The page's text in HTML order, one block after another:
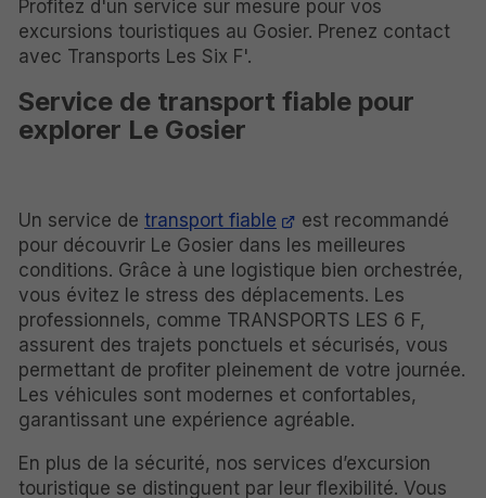
Profitez d'un service sur mesure pour vos
excursions touristiques au Gosier. Prenez contact
avec Transports Les Six F'.
Service de transport fiable pour
explorer Le Gosier
Un service de transport fiable
est recommandé
pour découvrir Le Gosier dans les meilleures
conditions. Grâce à une logistique bien orchestrée,
vous évitez le stress des déplacements. Les
professionnels, comme TRANSPORTS LES 6 F,
assurent des trajets ponctuels et sécurisés, vous
permettant de profiter pleinement de votre journée.
Les véhicules sont modernes et confortables,
garantissant une expérience agréable.
En plus de la sécurité, nos services d’excursion
touristique se distinguent par leur flexibilité. Vous